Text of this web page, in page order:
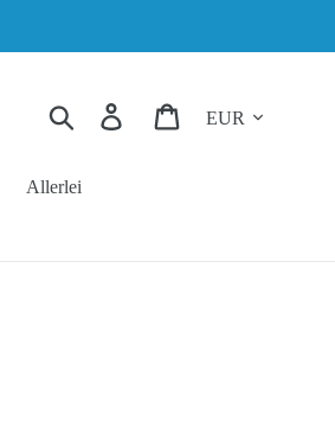
Suchen EinloggenEinkaufswagen
Allerlei